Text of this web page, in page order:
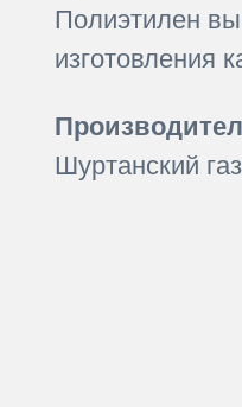
Полиэтилен
изготовления
Шуртанский